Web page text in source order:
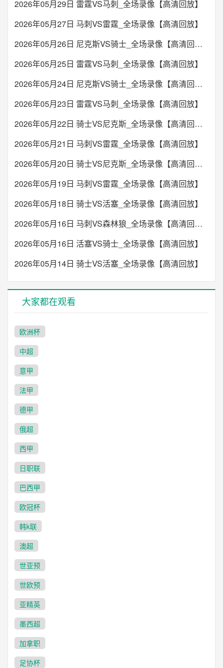
2026年05月29日 雷霆VS马刺_全场录像【高清回放】
2026年05月27日 马刺VS雷霆_全场录像【高清回放】
2026年05月26日 尼克斯VS骑士_全场录像【高清回放】
2026年05月25日 雷霆VS马刺_全场录像【高清回放】
2026年05月24日 尼克斯VS骑士_全场录像【高清回放】
2026年05月23日 雷霆VS马刺_全场录像【高清回放】
2026年05月22日 骑士VS尼克斯_全场录像【高清回放】
2026年05月21日 马刺VS雷霆_全场录像【高清回放】
2026年05月20日 骑士VS尼克斯_全场录像【高清回放】
2026年05月19日 马刺VS雷霆_全场录像【高清回放】
2026年05月18日 骑士VS活塞_全场录像【高清回放】
2026年05月16日 马刺VS森林狼_全场录像【高清回放】
2026年05月16日 活塞VS骑士_全场录像【高清回放】
2026年05月14日 骑士VS活塞_全场录像【高清回放】
大家都在观看
欧洲杯
中超
意甲
法甲
德甲
俄超
西甲
日职联
巴西甲
欧冠杯
韩k联
澳超
世亚预
世欧预
亚精英
墨西超
加拿职
足协杯